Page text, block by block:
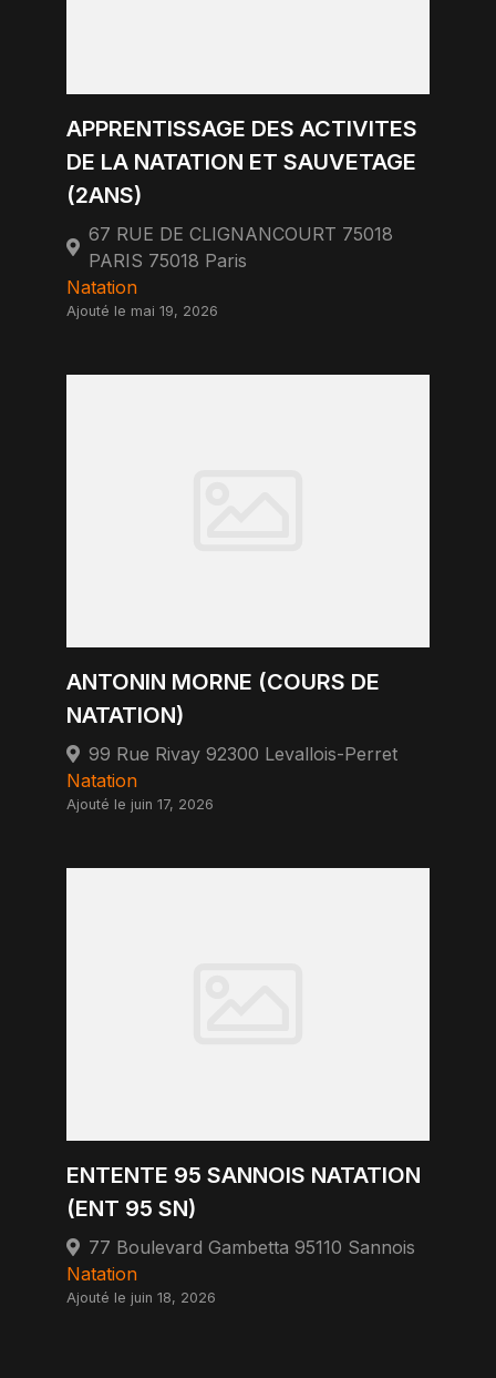
APPRENTISSAGE DES ACTIVITES
DE LA NATATION ET SAUVETAGE
(2ANS)
67 RUE DE CLIGNANCOURT 75018
PARIS 75018 Paris
Natation
Ajouté le mai 19, 2026
ANTONIN MORNE (COURS DE
NATATION)
99 Rue Rivay 92300 Levallois-Perret
Natation
Ajouté le juin 17, 2026
ENTENTE 95 SANNOIS NATATION
(ENT 95 SN)
77 Boulevard Gambetta 95110 Sannois
Natation
Ajouté le juin 18, 2026